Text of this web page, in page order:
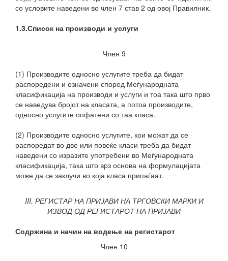
со условите наведени во член 7 став 2 од овој Правилник.
1.3.Список на производи и услуги
Член 9
(1) Производите односно услугите треба да бидат
распоредени и означени според Меѓународната
класификација на производи и услуги и тоа така што прво
се наведува бројот на класата, а потоа производите,
односно услугите опфатени со таа класа.
(2) Производите односно услугите, кои можат да се
распоредат во две или повеќе класи треба да бидат
наведени со изразите употребени во Меѓународната
класификација, така што врз основа на формулацијата
може да се заклучи во која класа припаѓаат.
III. РЕГИСТАР НА ПРИЈАВИ НА ТРГОВСКИ МАРКИ И
ИЗВОД ОД РЕГИСТАРОТ НА ПРИЈАВИ
Содржина и начин на водење на регистарот
Член 10